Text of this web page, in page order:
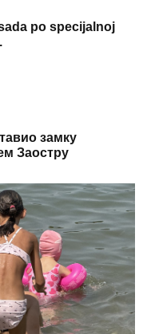
po specijalnoj
замку
Заостру